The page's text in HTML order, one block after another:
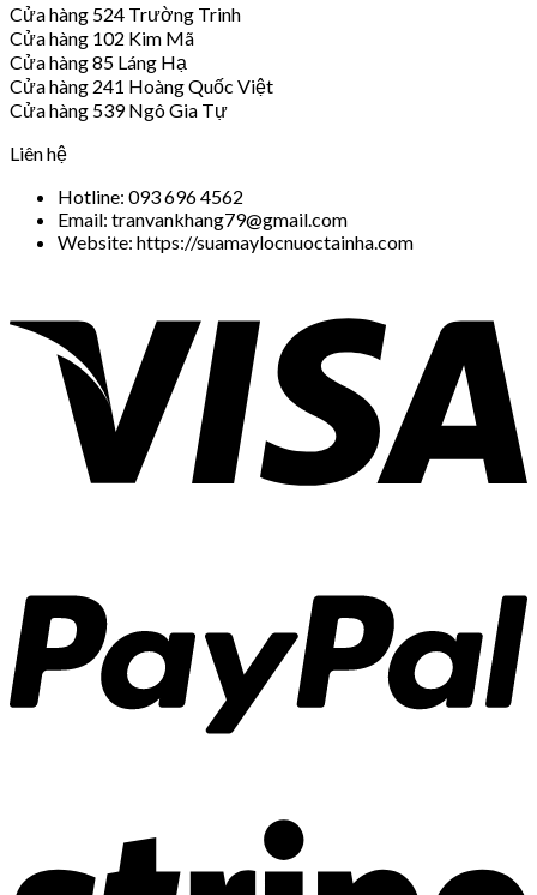
Cửa hàng 524 Trường Trinh
Cửa hàng 102 Kim Mã
Cửa hàng 85 Láng Hạ
Cửa hàng 241 Hoàng Quốc Việt
Cửa hàng 539 Ngô Gia Tự
Liên hệ
Hotline: 093 696 4562
Email: tranvankhang79@gmail.com
Website: https://suamaylocnuoctainha.com